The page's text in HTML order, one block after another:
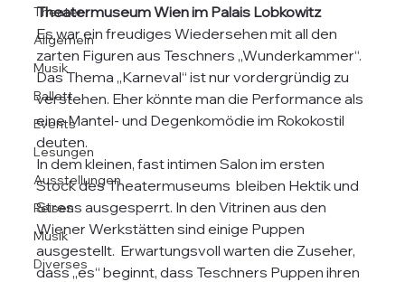
Theater
Allgemein
Musik
Ballett
Events
Lesungen
Ausstellungen
Reisen
Musik
Diverses
Theatermuseum Wien im Palais Lobkowitz
Es war ein freudiges Wiedersehen mit all den
zarten Figuren aus Teschners „Wunderkammer“.
Das Thema „Karneval“ ist nur vordergründig zu
verstehen. Eher könnte man die Performance als
eine Mantel- und Degenkomödie im Rokokostil
deuten.
In dem kleinen, fast intimen Salon im ersten
Stock des Theatermuseums  bleiben Hektik und
Stress ausgesperrt. In den Vitrinen aus den
Wiener Werkstätten sind einige Puppen
ausgestellt.  Erwartungsvoll warten die Zuseher,
dass „es“ beginnt, dass Teschners Puppen ihren